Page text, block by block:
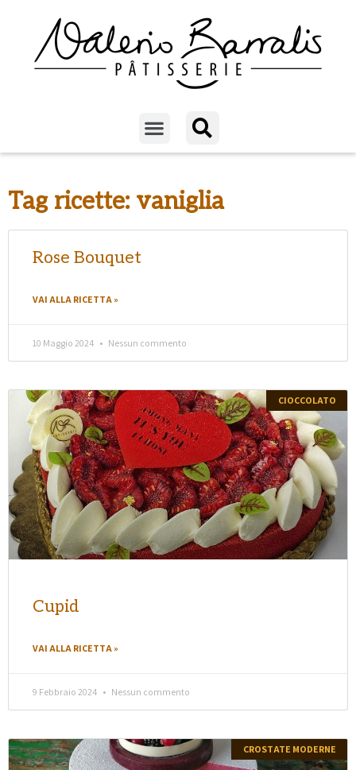
Tag ricette: vaniglia
Rose Bouquet
VAI ALLA RICETTA »
10 Maggio 2024 Nessun commento
CIOCCOLATO
Cupid
VAI ALLA RICETTA »
9 Febbraio 2024 Nessun commento
CROSTATE MODERNE